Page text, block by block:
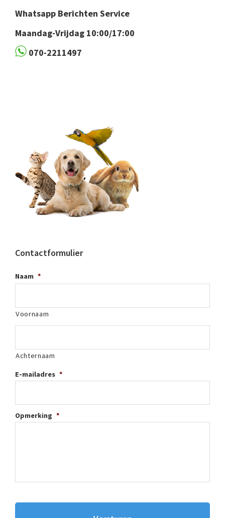
Whatsapp Berichten Service
Maandag-Vrijdag 10:00/17:00
070-2211497
Contactformulier
Naam *
Voornaam
Achternaam
E-mailadres *
Opmerking *